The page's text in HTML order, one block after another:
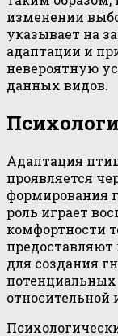
изменении
указывает на
адаптации и
невероятную
данных видов.
Адаптация
проявляется
формирования
роль играет
комфортности
для создания
потенциальных
относительной